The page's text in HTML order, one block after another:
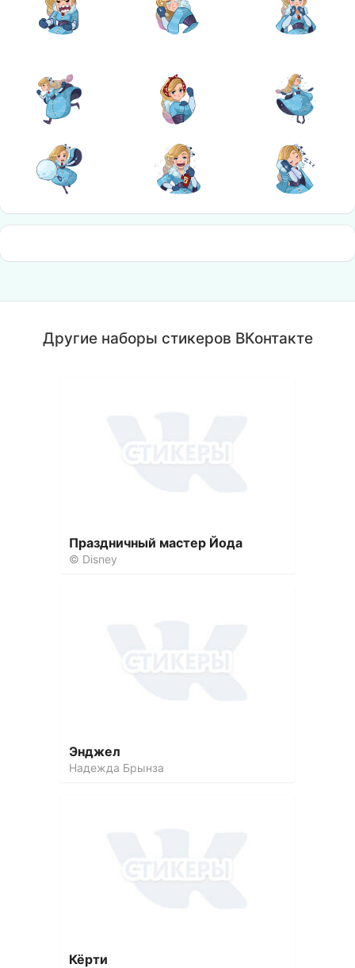
Другие наборы стикеров ВКонтакте
Праздничный мастер Йода
© Disney
Энджел
Надежда Брынза
Кёрти